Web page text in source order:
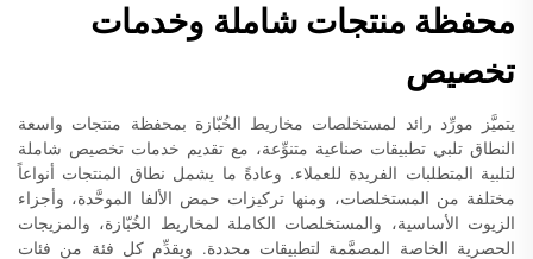
محفظة منتجات شاملة وخدمات
تخصيص
يتميَّز مورِّد رائد لمستخلصات مخاريط الخُبّازة بمحفظة منتجات واسعة
النطاق تلبي تطبيقات صناعية متنوِّعة، مع تقديم خدمات تخصيص شاملة
لتلبية المتطلبات الفريدة للعملاء. وعادةً ما يشمل نطاق المنتجات أنواعاً
مختلفة من المستخلصات، ومنها تركيزات حمض الألفا الموحَّدة، وأجزاء
الزيوت الأساسية، والمستخلصات الكاملة لمخاريط الخُبّازة، والمزيجات
الحصرية الخاصة المصمَّمة لتطبيقات محددة. ويقدِّم كل فئة من فئات